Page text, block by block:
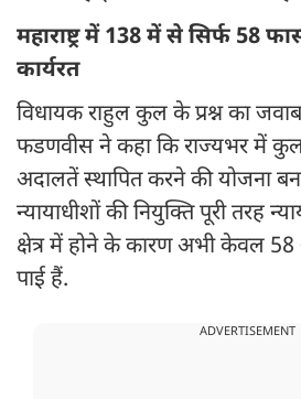
महाराष्ट्र में 138 में से सिर्फ 58
कार्यरत
विधायक राहुल कुल के प्रश्न का
फडणवीस ने कहा कि राज्यभर में
अदालतें स्थापित करने की योजना
न्यायाधीशों की नियुक्ति पूरी तरह
क्षेत्र में होने के कारण अभी केवल
पाई हैं.
ADVERTISEMENT